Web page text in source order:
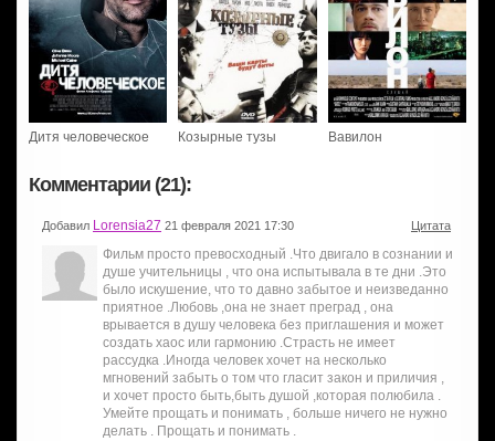
Дитя человеческое Козырные тузы Вавилон
Комментарии (21):
Добавил Lorensia27 21 февраля 2021 17:30 Цитата
Фильм просто превосходный .Что двигало в сознании и
душе учительницы , что она испытывала в те дни .Это
было искушение, что то давно забытое и неизведанно
приятное .Любовь ,она не знает преград , она
врывается в душу человека без приглашения и может
создать хаос или гармонию .Страсть не имеет
рассудка .Иногда человек хочет на несколько
мгновений забыть о том что гласит закон и приличия ,
и хочет просто быть,быть душой ,которая полюбила .
Умейте прощать и понимать , больше ничего не нужно
делать . Прощать и понимать .